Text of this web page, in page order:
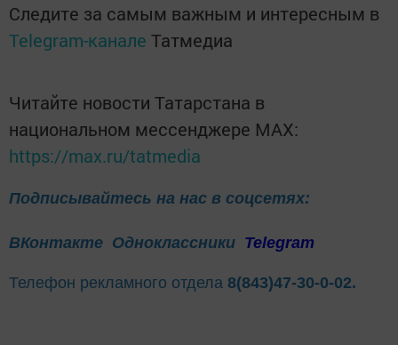
Следите за самым важным и интересным в
Telegram-канале Татмедиа
Читайте новости Татарстана в
национальном мессенджере MАХ:
https://max.ru/tatmedia
Подписывайтесь на нас в соцсетях:
ВКонтакте Одноклассники Telegram
Телефон рекламного отдела 8(843)47-30-0-02.